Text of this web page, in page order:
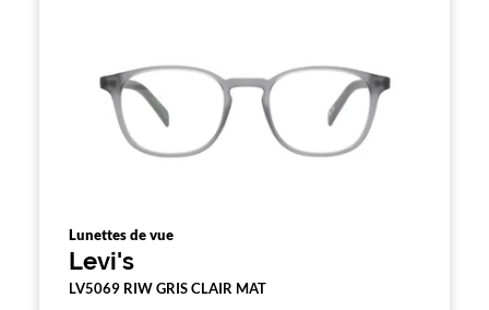
Lunettes de vue
Levi's
LV5069 RIW GRIS CLAIR MAT